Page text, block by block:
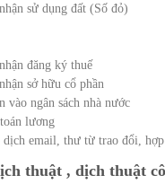
sử dụng đất (Số đỏ)
đăng ký thuế
sở hữu cổ phần
ngân sách nhà nước
lương
email, thư từ trao đổi,
thuật , dịch thuật